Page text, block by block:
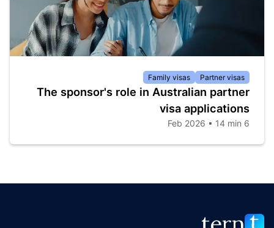
Partner visas
Family visas
The sponsor's role in Australian partner
visa applications
6 Feb 2026 • 14 min